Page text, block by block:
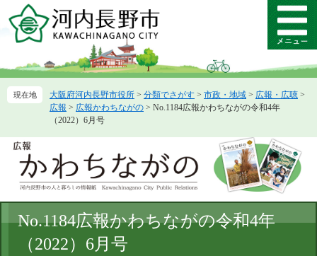
ー
先
ニ
を
メ
ニ
ー
大阪府河内長野市役所 > 分類でさがす > 市政・地域 > 広報・広聴 >
広報 > 広報かわちながの > No.1184広報かわちながの令和4年
（2022）6月号
文
No.1184広報かわちながの令和4年
（2022）6月号